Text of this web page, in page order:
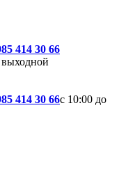
414 30 66
выходной
414 30 66с 10:00 до